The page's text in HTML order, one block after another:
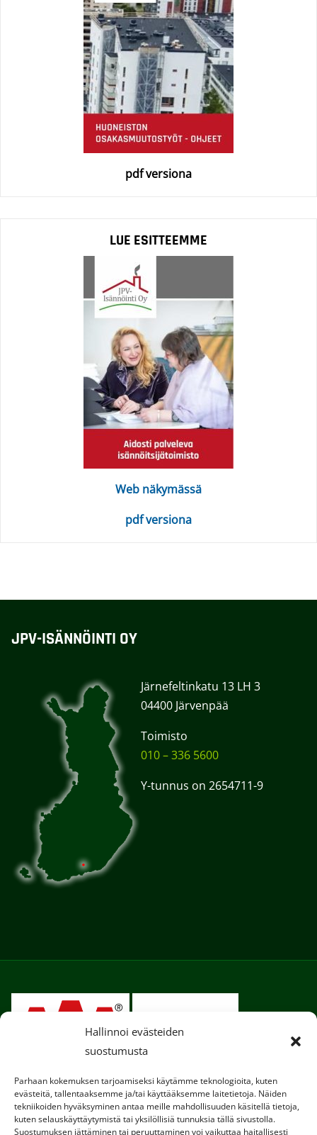
Hallinnoi evästeiden
suostumusta
Parhaan kokemuksen tarjoamiseksi käytämme teknologioita, kuten
evästeitä, tallentaaksemme ja/tai käyttääksemme laitetietoja. Näiden
tekniikoiden hyväksyminen antaa meille mahdollisuuden käsitellä tietoja,
kuten selauskäyttäytymistä tai yksilöllisiä tunnuksia tällä sivustolla.
Suostumuksen jättäminen tai peruuttaminen voi vaikuttaa haitallisesti
pdf versiona
LUE ESITTEEMME
Web näkymässä
pdf versiona
JPV-ISÄNNÖINTI OY
Järnefeltinkatu 13 LH 3
04400 Järvenpää
Toimisto
010 – 336 5600
Y-tunnus on 2654711-9